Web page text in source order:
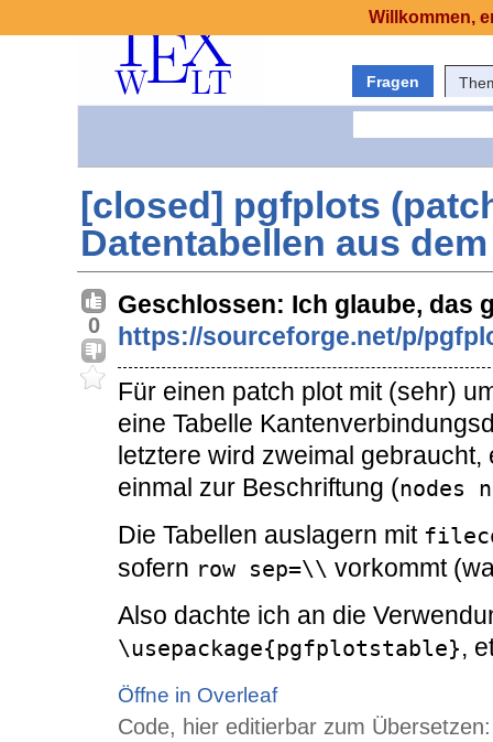
Fragen
[closed] pgfplots
Datentabellen aus
0
Geschlossen: Ich glaube, das
https://sourceforge.net/p/
Für einen patch plot mit (sehr)
eine Tabelle
letztere wird zweimal
einmal zur Beschriftung (nodes
Die Tabellen auslagern mit
sofern row sep=\\ vorkommt
Also dachte ich an die
\usepackage{pgfplotstable},
Öffne in Overleaf
Code, hier editierbar zum Übersetzen:
Willkommen,